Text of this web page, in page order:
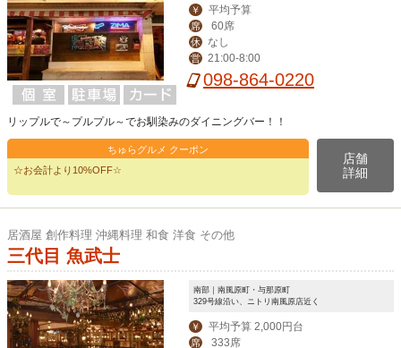
￥ 平均予算
席 60席
休 なし
営 21:00-8:00
098-864-0220
リップルで～プルプル～でお馴染みのダイニングバー！！
ちゅらグルメ クーポン
☆お会計より10%OFF☆
店舗
詳細
居酒屋 創作料理 沖縄料理 和食 洋食 その他
三代目 魚武士
南部｜南風原町・与那原町
329号線沿い、ニトリ南風原店近く
￥ 平均予算 2,000円台
席 333席